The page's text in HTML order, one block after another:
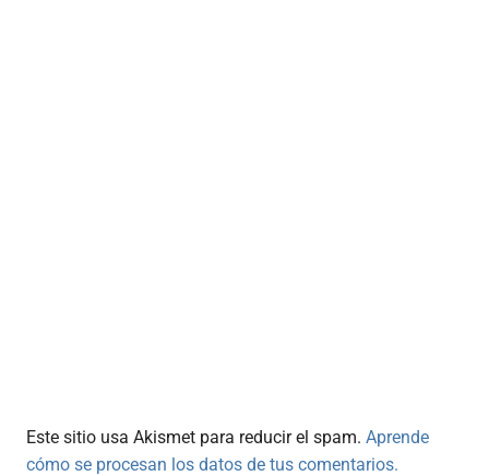
Este sitio usa Akismet para reducir el spam. Aprende
cómo se procesan los datos de tus comentarios.